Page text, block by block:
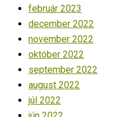
február 2023
december 2022
november 2022
október 2022
september 2022
august 2022
júl 2022